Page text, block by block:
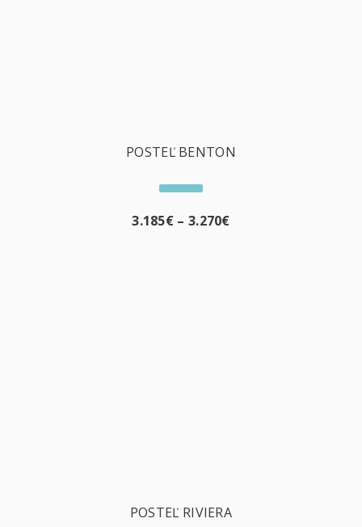
POSTEĽ BENTON
3.185€ – 3.270€
POSTEĽ RIVIERA